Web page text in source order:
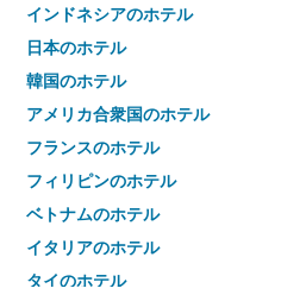
インドネシアのホテル
日本のホテル
韓国のホテル
アメリカ合衆国のホテル
フランスのホテル
フィリピンのホテル
ベトナムのホテル
イタリアのホテル
タイのホテル